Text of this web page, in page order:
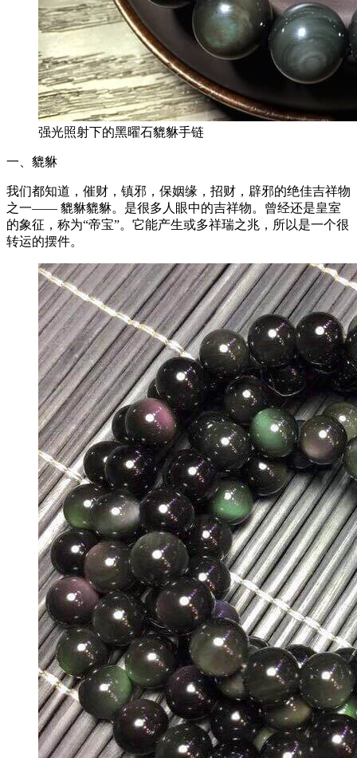
强光照射下的黑曜石貔貅手链
一、貔貅
我们都知道，催财，镇邪，保姻缘，招财，辟邪的绝佳吉祥物
之一—— 貔貅貔貅。是很多人眼中的吉祥物。曾经还是皇室
的象征，称为“帝宝”。它能产生或多祥瑞之兆，所以是一个很
转运的摆件。